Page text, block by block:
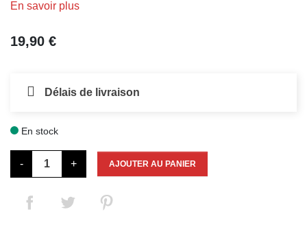
En savoir plus
19,90 €
Délais de livraison
En stock
- + AJOUTER AU PANIER